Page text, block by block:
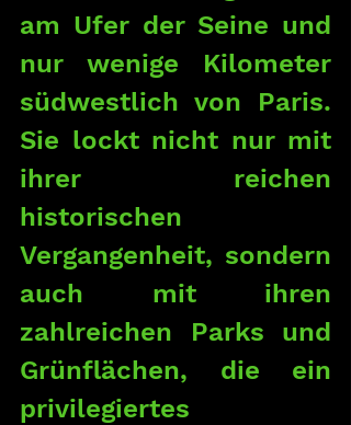
am Ufer der Seine und
nur wenige Kilometer
südwestlich von Paris.
Sie lockt nicht nur mit
ihrer reichen
historischen
Vergangenheit, sondern
auch mit ihren
zahlreichen Parks und
Grünflächen, die ein
privilegiertes